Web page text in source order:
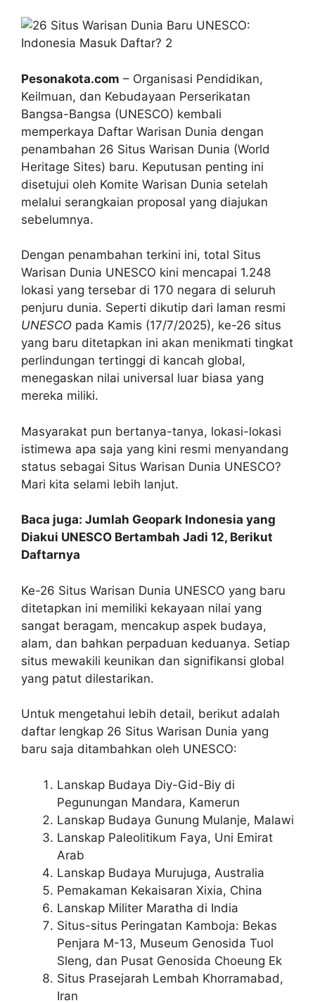
Pesonakota.com – Organisasi Pendidikan,
Keilmuan, dan Kebudayaan Perserikatan
Bangsa-Bangsa (UNESCO) kembali
memperkaya Daftar Warisan Dunia dengan
penambahan 26 Situs Warisan Dunia (World
Heritage Sites) baru. Keputusan penting ini
disetujui oleh Komite Warisan Dunia setelah
melalui serangkaian proposal yang diajukan
sebelumnya.
Dengan penambahan terkini ini, total Situs
Warisan Dunia UNESCO kini mencapai 1.248
lokasi yang tersebar di 170 negara di seluruh
penjuru dunia. Seperti dikutip dari laman resmi
UNESCO pada Kamis (17/7/2025), ke-26 situs
yang baru ditetapkan ini akan menikmati tingkat
perlindungan tertinggi di kancah global,
menegaskan nilai universal luar biasa yang
mereka miliki.
Masyarakat pun bertanya-tanya, lokasi-lokasi
istimewa apa saja yang kini resmi menyandang
status sebagai Situs Warisan Dunia UNESCO?
Mari kita selami lebih lanjut.
Baca juga: Jumlah Geopark Indonesia yang
Diakui UNESCO Bertambah Jadi 12, Berikut
Daftarnya
Ke-26 Situs Warisan Dunia UNESCO yang baru
ditetapkan ini memiliki kekayaan nilai yang
sangat beragam, mencakup aspek budaya,
alam, dan bahkan perpaduan keduanya. Setiap
situs mewakili keunikan dan signifikansi global
yang patut dilestarikan.
Untuk mengetahui lebih detail, berikut adalah
daftar lengkap 26 Situs Warisan Dunia yang
baru saja ditambahkan oleh UNESCO:
Lanskap Budaya Diy-Gid-Biy di
Pegunungan Mandara, Kamerun
Lanskap Budaya Gunung Mulanje, Malawi
Lanskap Paleolitikum Faya, Uni Emirat
Arab
Lanskap Budaya Murujuga, Australia
Pemakaman Kekaisaran Xixia, China
Lanskap Militer Maratha di India
Situs-situs Peringatan Kamboja: Bekas
Penjara M-13, Museum Genosida Tuol
Sleng, dan Pusat Genosida Choeung Ek
Situs Prasejarah Lembah Khorramabad,
Iran